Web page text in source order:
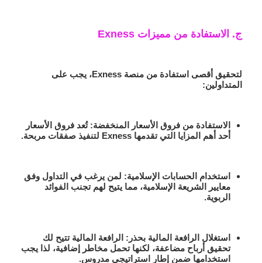
ج. الاستفادة من مميزات Exness
لتحقيق أقصى استفادة من منصة Exness، يجب على
المتداولين:
الاستفادة من فروق الأسعار المنخفضة: تُعد فروق الأسعار
أحد أهم المزايا التي تقدمها Exness لتنفيذ صفقات مربحة.
استخدام الحسابات الإسلامية: لمن يرغب في التداول وفق
معايير الشريعة الإسلامية، مما يتيح لهم تجنب الفوائد
الربوية.
استغلال الرافعة المالية بحذر : الرافعة المالية تتيح لك
تحقيق أرباح مضاعفة، لكنها تحمل مخاطر إضافية، لذا يجب
استخدامها ضمن إطار استراتيجي مدروس.